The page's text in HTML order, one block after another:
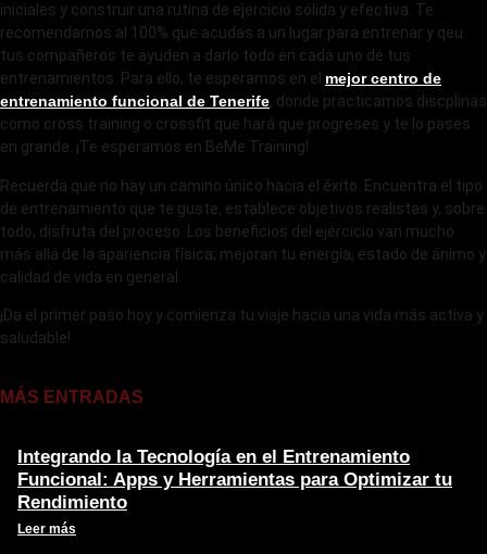
iniciales y construir una rutina de ejercicio sólida y efectiva. Te
recomendamos al 100% que acudas a un lugar para entrenar y qeu
tus compañeros te ayuden a darlo todo en cada uno de tus
entrenamientos. Para ello, te esperamos en el mejor centro de
entrenamiento funcional de Tenerife, donde practicamos discplinas
como cross training o crossfit que hará que progreses y te lo pases
en grande. ¡Te esperamos en BeMe Training!
Recuerda que no hay un camino único hacia el éxito. Encuentra el tipo
de entrenamiento que te guste, establece objetivos realistas y, sobre
todo, disfruta del proceso. Los beneficios del ejercicio van mucho
más allá de la apariencia física; mejoran tu energía, estado de ánimo y
calidad de vida en general.
¡Da el primer paso hoy y comienza tu viaje hacia una vida más activa y
saludable!
MÁS ENTRADAS
Integrando la Tecnología en el Entrenamiento
Funcional: Apps y Herramientas para Optimizar tu
Rendimiento
Leer más